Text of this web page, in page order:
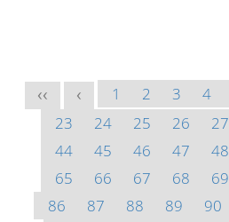
<< < 1 2 3 4
23
24 25 26 27
44
45 46 47 48
65
66 67 68 69
86
87 88 89 90